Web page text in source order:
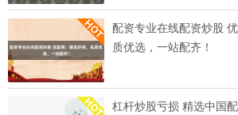
配资专业在线配资炒股
质优选，一站配齐！
杠杆炒股亏损 精选中国